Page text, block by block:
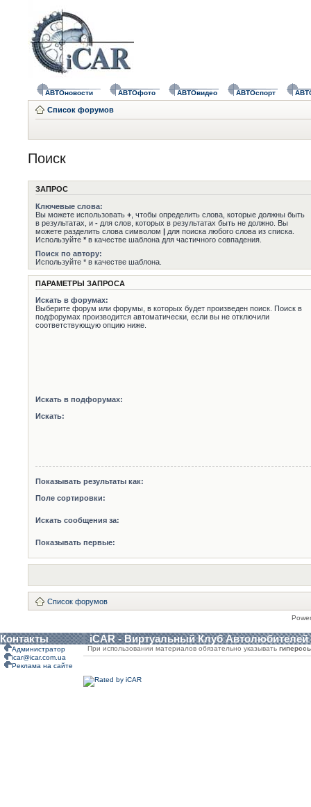
АВТОновости АВТОфото АВТОвидео АВТОспорт
Список форумов
Поиск
ЗАПРОС
Ключевые слова:
Вы можете использовать + , чтобы определить слова, которые должны быть
в результатах, и - для слов, которых в результатах быть не должно. Вы
можете разделить слова символом | для поиска любого слова из списка.
Используйте * в качестве шаблона для частичного совпадения.
Поиск по автору:
Используйте * в качестве шаблона.
ПАРАМЕТРЫ ЗАПРОСА
Искать в форумах:
Выберите форум или форумы, в которых будет произведен поиск. Поиск в
подфорумах производится автоматически, если вы не отключили
соответствующую опцию ниже.
Искать в подфорумах:
Искать:
Показывать результаты как:
Поле сортировки:
Искать сообщения за:
Показывать первые:
Список форумов
Контакты iCAR - Виртуальный Клуб Автолюбителей
Администратор
icar@icar.com.ua
Реклама на сайте
При использовании материалов обязательно указывать